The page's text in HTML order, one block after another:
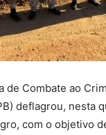
de Combate ao
deflagrou, nesta
com o objetivo